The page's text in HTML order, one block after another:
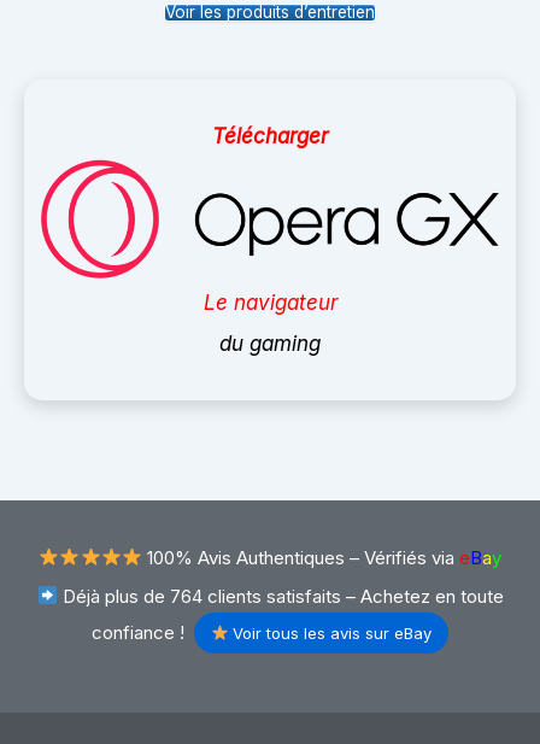
Voir les produits d’entretien
Télécharger
Le navigateur
du gaming
100% Avis Authentiques – Vérifiés via eBay
Déjà plus de 764 clients satisfaits – Achetez en toute
confiance !
Voir tous les avis sur eBay